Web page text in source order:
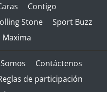
Contigo
Stone
Sport Buzz
Maxima
Contáctenos
de participación